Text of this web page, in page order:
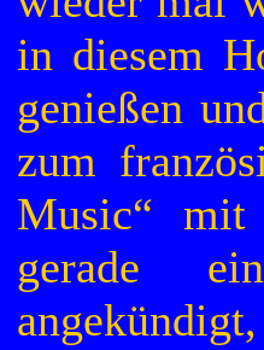
in diesem
genießen
zum
Music“
gerade